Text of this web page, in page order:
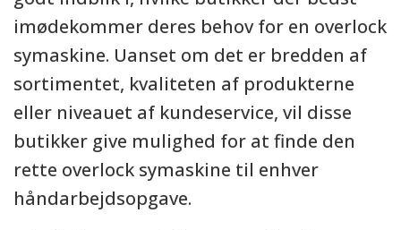
imødekommer deres behov for en overlock
symaskine. Uanset om det er bredden af
sortimentet, kvaliteten af produkterne
eller niveauet af kundeservice, vil disse
butikker give mulighed for at finde den
rette overlock symaskine til enhver
håndarbejdsopgave.